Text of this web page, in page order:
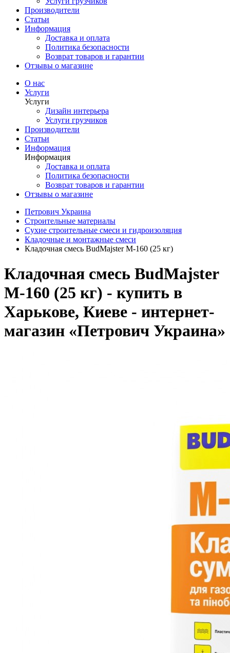
Производители
Статьи
Информация
Доставка и оплата
Политика безопасности
Возврат товаров и гарантии
Отзывы о магазине
О нас
Услуги
Услуги
Дизайн интерьера
Услуги грузчиков
Производители
Статьи
Информация
Информация
Доставка и оплата
Политика безопасности
Возврат товаров и гарантии
Отзывы о магазине
Петрович Украина
Строительные материалы
Сухие строительные смеси и гидроизоляция
Кладочные и монтажные смеси
Кладочная смесь BudMajster M-160 (25 кг)
Кладочная смесь BudMajster
M-160 (25 кг) - купить в
Харькове, Киеве - интернет-
магазин «Петрович Украина»